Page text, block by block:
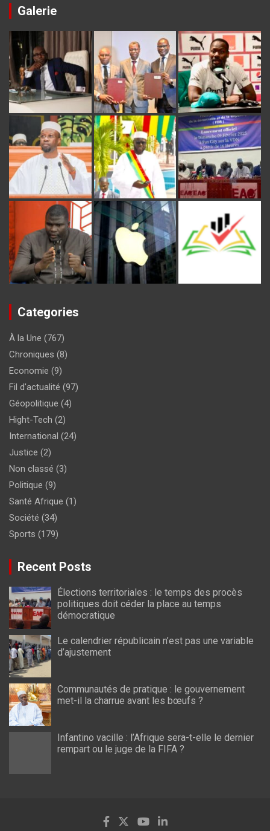
Galerie
Categories
À la Une (767)
Chroniques (8)
Economie (9)
Fil d'actualité (97)
Géopolitique (4)
Hight-Tech (2)
International (24)
Justice (2)
Non classé (3)
Politique (9)
Santé Afrique (1)
Société (34)
Sports (179)
Recent Posts
Élections territoriales : le temps des procès
politiques doit céder la place au temps
démocratique
Le calendrier républicain n’est pas une variable
d’ajustement
Communautés de pratique : le gouvernement
met-il la charrue avant les bœufs ?
Infantino vacille : l’Afrique sera-t-elle le dernier
rempart ou le juge de la FIFA ?